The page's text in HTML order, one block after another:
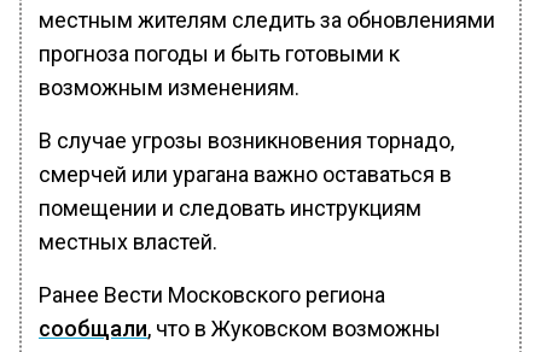
местным жителям следить за обновлениями
прогноза погоды и быть готовыми к
возможным изменениям.
В случае угрозы возникновения торнадо,
смерчей или урагана важно оставаться в
помещении и следовать инструкциям
местных властей.
Ранее Вести Московского региона
сообщали, что в Жуковском возможны